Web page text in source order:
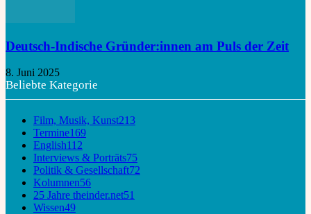
Deutsch-Indische Gründer:innen am Puls der Zeit
8. Juni 2025
Beliebte Kategorie
Film, Musik, Kunst213
Termine169
English112
Interviews & Porträts75
Politik & Gesellschaft72
Kolumnen56
25 Jahre theinder.net51
Wissen49